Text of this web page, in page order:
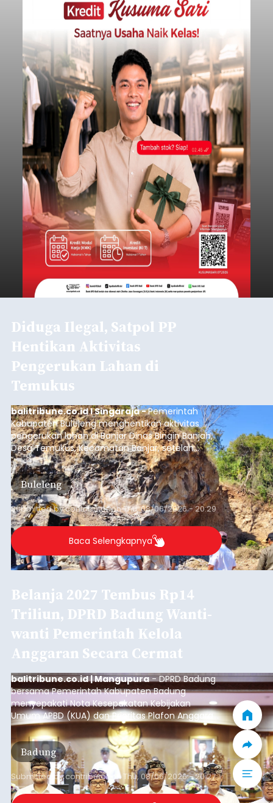
Diduga Ilegal, Satpol PP
Hentikan Aktivitas
Pengerukan Lahan di
Temukus
balitribune.co.id I Singaraja -Pemerintah
Kabupaten Buleleng menghentikan aktivitas
pengerukan lahan di Banjar Dinas Bingin Banjah,
Desa Temukus, Kecamatan Banjar, setelah
ditemukan indikasi kegiatan pengambilan
material yang tidak sesuai dengan peruntukan
kawasan.
Buleleng
Submitted bycontributoronThu, 08/06/2026 - 20:29
Baca Selengkapnya
Belanja 2027 Tembus Rp14
Triliun, DPRD Badung Wanti-
wanti Pemerintah Kelola
Anggaran Secara Cermat
balitribune.co.id | Mangupura- DPRD Badung
bersama Pemerintah Kabupaten Badung
menyepakati Nota Kesepakatan Kebijakan
Umum APBD (KUA) dan Prioritas Plafon Anggaran
Sementara (PPAS) Tahun Anggaran 2027 dalam
rapat paripurna yang digelar di Gedung DPRD
Badung, Kamis (6/8/2026).
Badung
Submitted bycontributor onThu, 08/06/2026 - 20:27